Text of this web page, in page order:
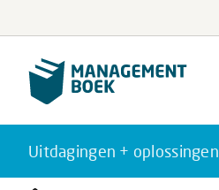
Uitdagingen + oplossingen